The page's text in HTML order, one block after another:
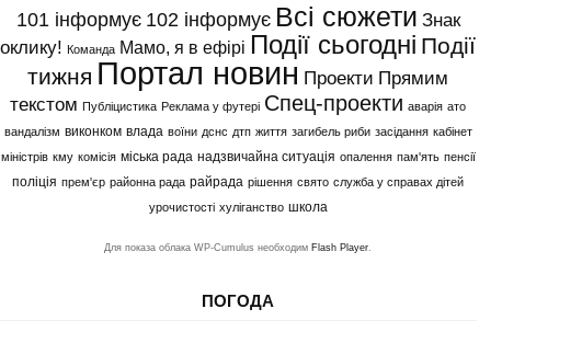
101 інформує 102 інформує Всі сюжети Знак
оклику! Команда Мамо, я в ефірі Події сьогодні Події
тижня Портал новин Проекти Прямим
текстом Публіцистика Реклама у футері Спец-проекти аварія ато
вандалізм виконком влада воїни дснс дтп життя загибель риби засідання кабінет
міністрів кму комісія міська рада надзвичайна ситуація опалення пам'ять пенсії
поліція прем'єр районна рада райрада рішення свято служба у справах дітей
урочистості хуліганство школа
Для показа облака WP-Cumulus необходим Flash Player.
ПОГОДА